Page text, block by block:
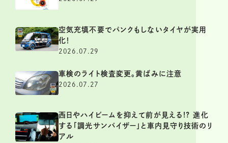
空気充填不要でパンクもしないタイヤが実用
化！
2026.07.29
車検のライト検査変更。黄ばみに注意
2026.07.27
西日やハイビームを抑えて前が見える!? 進化
する「調光サンバイザー」と車内見守り技術のリ
アル